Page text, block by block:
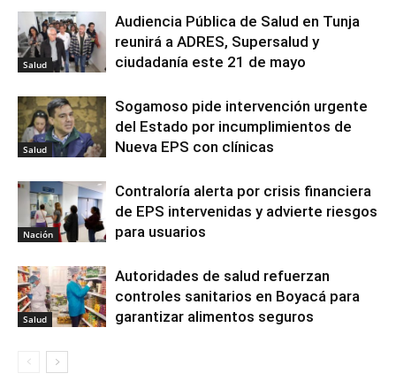
Salud
Audiencia Pública de Salud en Tunja
reunirá a ADRES, Supersalud y
ciudadanía este 21 de mayo
Salud
Sogamoso pide intervención urgente
del Estado por incumplimientos de
Nueva EPS con clínicas
Nación
Contraloría alerta por crisis financiera
de EPS intervenidas y advierte riesgos
para usuarios
Salud
Autoridades de salud refuerzan
controles sanitarios en Boyacá para
garantizar alimentos seguros